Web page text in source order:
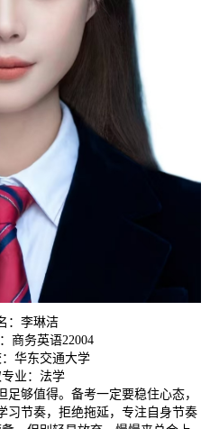
：李琳洁
商务英语22004
华东交通大学
专业：法学
够值得。备考一定要稳住心态，
习节奏，拒绝拖延，专注自身节奏